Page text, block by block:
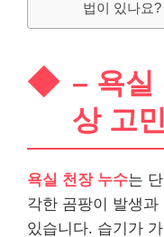
법이 있나요?
– 욕실
상 고
욕실 천장 누수는
각한 곰팡이 발생
있습니다. 습기가